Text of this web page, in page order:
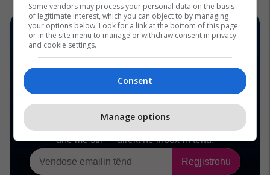
Some vendors may process your personal data on the basis
of legitimate interest, which you can object to by managing
your options below. Look for a link at the bottom of this page
or in the site menu to manage or withdraw consent in privacy
and cookie settings.
Consent
Manage options